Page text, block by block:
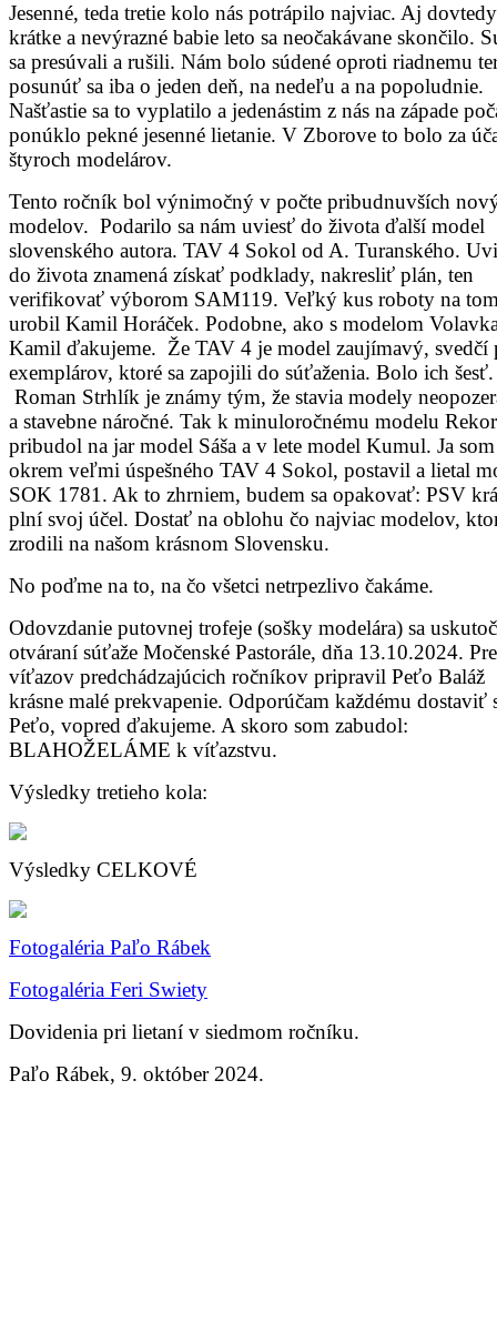
Jesenné, teda tretie kolo nás potrápilo najviac. Aj
krátke a nevýrazné babie leto sa neočakávane skončilo.
sa presúvali a rušili. Nám bolo súdené oproti riadnemu
posunúť sa iba o jeden deň, na nedeľu a na popoludnie.
Našťastie sa to vyplatilo a jedenástim z nás na západe
ponúklo pekné jesenné lietanie. V Zborove to bolo za
štyroch modelárov.
Tento ročník bol výnimočný v počte pribudnuvších
modelov. Podarilo sa nám uviesť do života ďalší model
slovenského autora. TAV 4 Sokol od A. Turanského.
do života znamená získať podklady, nakresliť plán, ten
verifikovať výborom SAM119. Veľký kus roboty na
urobil Kamil Horáček. Podobne, ako s modelom
Kamil ďakujeme. Že TAV 4 je model zaujímavý, svedčí
exemplárov, ktoré sa zapojili do súťaženia. Bolo ich šesť.
Roman Strhlík je známy tým, že stavia modely
a stavebne náročné. Tak k minuloročnému modelu
pribudol na jar model Sáša a v lete model Kumul. Ja som
okrem veľmi úspešného TAV 4 Sokol, postavil a lietal
SOK 1781. Ak to zhrniem, budem sa opakovať: PSV
plní svoj účel. Dostať na oblohu čo najviac modelov,
zrodili na našom krásnom Slovensku.
No poďme na to, na čo všetci netrpezlivo čakáme.
Odovzdanie putovnej trofeje (sošky modelára) sa
otváraní súťaže Močenské Pastorále, dňa 13.10.2024. Pre
víťazov predchádzajúcich ročníkov pripravil Peťo Baláž
krásne malé prekvapenie. Odporúčam každému dostaviť
Peťo, vopred ďakujeme. A skoro som zabudol:
BLAHOŽELÁME k víťazstvu.
Výsledky tretieho kola:
Výsledky CELKOVÉ
Fotogaléria Paľo Rábek
Fotogaléria Feri Swiety
Dovidenia pri lietaní v siedmom ročníku.
Paľo Rábek, 9. október 2024.